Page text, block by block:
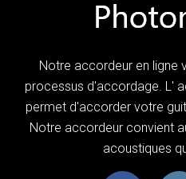
Notre accordeur en ligne
processus d'accordage. L'
permet d'accorder votre
Notre accordeur convient
acoustiques